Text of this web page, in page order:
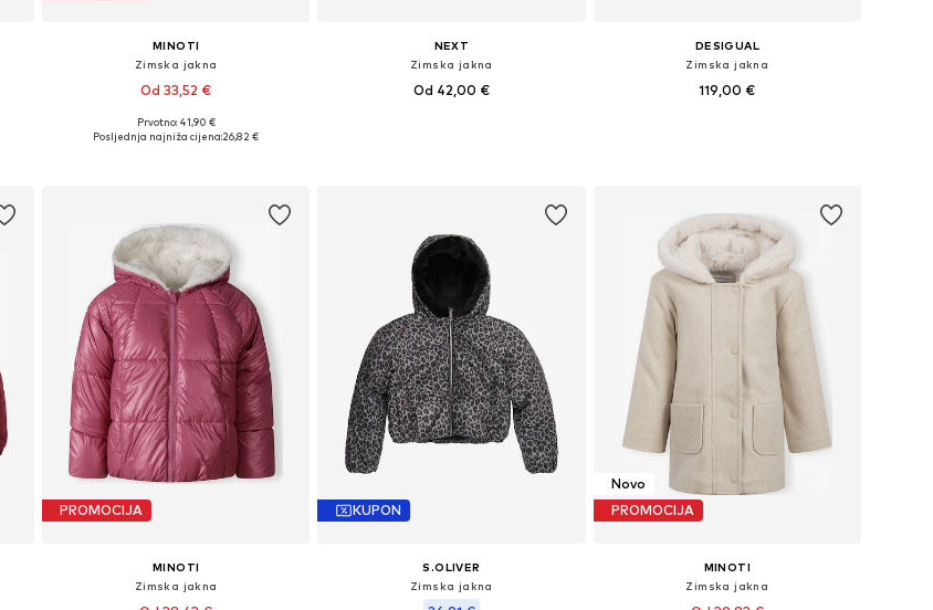
MINOTI
Zimska jakna
Od 33,52 €
Dostupno u više veličina
Prvotno: 41,90 €
Posljednja najniža cijena:26,82 €
NEXT
Zimska jakna
Od 42,00 €
DESIGUAL
Zimska jakna
119,00 €
PROMOCIJA
MINOTI
Zimska jakna
KUPON
S.OLIVER
Zimska jakna
Novo
PROMOCIJA
MINOTI
Zimska jakna